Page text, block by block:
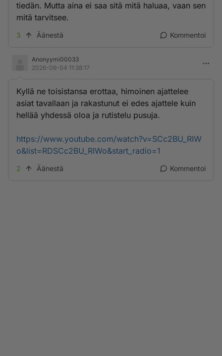
tiedän. Mutta aina ei saa sitä mitä haluaa, vaan sen
mitä tarvitsee.
3 Äänestä Kommentoi
Anonyymi00033
2026-06-04 11:38:17
Kyllä ne toisistansa erottaa, himoinen ajattelee
asiat tavallaan ja rakastunut ei edes ajattele kuin
hellää yhdessä oloa ja rutistelu pusuja.
https://www.youtube.com/watch?v=SCc2BU_RIW
o&list=RDSCc2BU_RIWo&start_radio=1
2 Äänestä Kommentoi